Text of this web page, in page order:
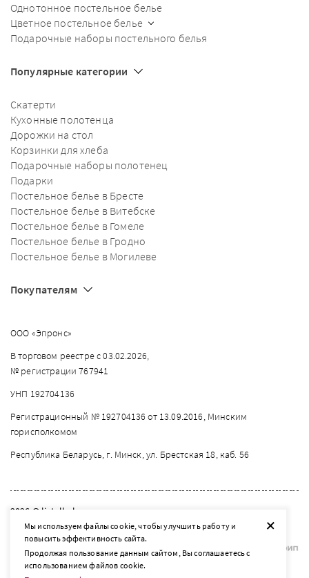
+
Мы используем файлы cookie, чтобы улучшить работу и
повысить эффективность сайта.
Продолжая пользование данным сайтом, Вы соглашаетесь с
использованием файлов cookie.
Однотонное постельное белье
Цветное постельное белье
Подарочные наборы постельного белья
Популярные категории
Скатерти
Кухонные полотенца
Дорожки на стол
Корзинки для хлеба
Подарочные наборы полотенец
Подарки
Постельное белье в Бресте
Постельное белье в Витебске
Постельное белье в Гомеле
Постельное белье в Гродно
Постельное белье в Могилеве
Покупателям
ООО «Эпронс»
В торговом реестре с 03.02.2026,
№ регистрации 767941
УНП 192704136
Регистрационный № 192704136 от 13.09.2016, Минским
горисполкомом
Республика Беларусь, г. Минск, ул. Брестская 18, каб. 56
2026 © listelle.by
Разработка сайта — SLAM